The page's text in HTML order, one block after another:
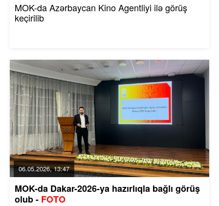
MOK-da Azərbaycan Kino Agentliyi ilə görüş
keçirilib
06.05.2026, 13:47
MOK-da Dakar-2026-ya hazırlıqla bağlı görüş
olub - FOTO